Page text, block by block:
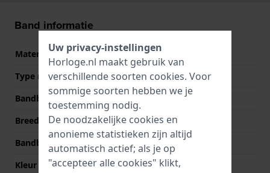
Band informatie
Materiaal Band
Leer
Type materiaal
Echt krokodillenleer
Bandbreedte
21 mm
Breedte bandaanzet
21 mm
Bandbreedte bij sluiting
18 mm
Kleur Band
Zwart
Uw privacy-instellingen
Horloge.nl maakt gebruik van
verschillende soorten cookies. Voor
sommige soorten hebben we je
toestemming nodig.
De noodzakelijke cookies en
anonieme statistieken zijn altijd
automatisch actief; als je op
"accepteer alle cookies" klikt,